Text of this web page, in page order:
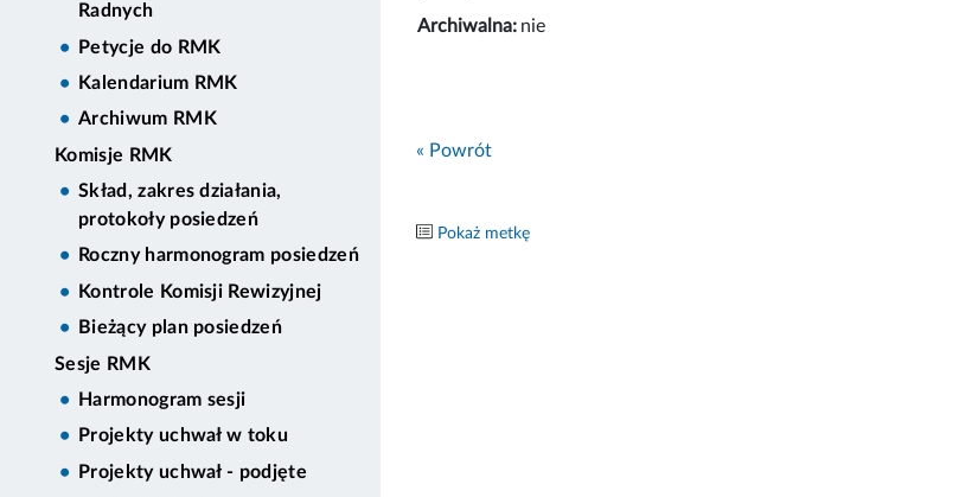
Radnych
Petycje do RMK
Kalendarium RMK
Archiwum RMK
Komisje RMK
Skład, zakres działania,
protokoły posiedzeń
Roczny harmonogram posiedzeń
Kontrole Komisji Rewizyjnej
Bieżący plan posiedzeń
Sesje RMK
Harmonogram sesji
Projekty uchwał w toku
Projekty uchwał - podjęte
Archiwalna: nie
« Powrót
Pokaż metkę